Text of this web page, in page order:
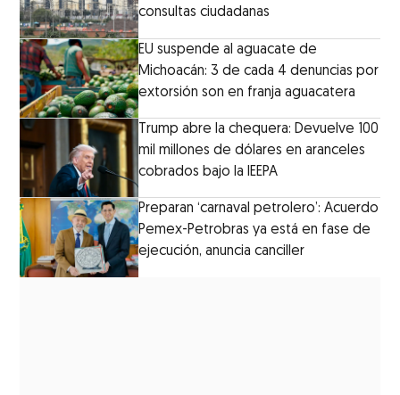
consultas ciudadanas
EU suspende al aguacate de
Michoacán: 3 de cada 4 denuncias por
extorsión son en franja aguacatera
Trump abre la chequera: Devuelve 100
mil millones de dólares en aranceles
cobrados bajo la IEEPA
Preparan ‘carnaval petrolero’: Acuerdo
Pemex-Petrobras ya está en fase de
ejecución, anuncia canciller